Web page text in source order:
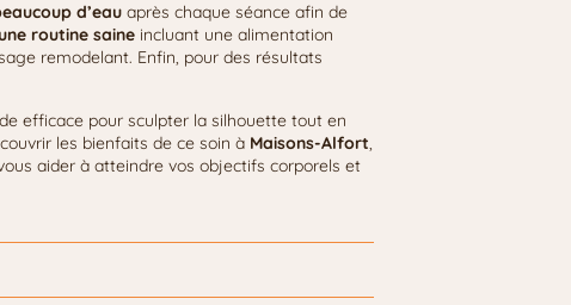
d’eau après chaque séance afin de
routine saine incluant une alimentation
remodelant. Enfin, pour des résultats
efficace pour sculpter la silhouette tout en
les bienfaits de ce soin à Maisons-Alfort,
aider à atteindre vos objectifs corporels et